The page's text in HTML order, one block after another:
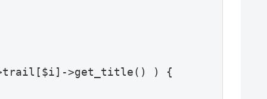
>trail[$i]->get_title() ) {